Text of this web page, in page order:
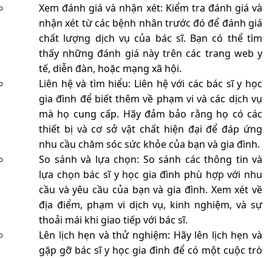
Xem đánh giá và nhận xét: Kiểm tra đánh giá và
nhận xét từ các bệnh nhân trước đó để đánh giá
chất lượng dịch vụ của bác sĩ. Bạn có thể tìm
thấy những đánh giá này trên các trang web y
tế, diễn đàn, hoặc mạng xã hội.
Liên hệ và tìm hiểu: Liên hệ với các bác sĩ y học
gia đình để biết thêm về phạm vi và các dịch vụ
mà họ cung cấp. Hãy đảm bảo rằng họ có các
thiết bị và cơ sở vật chất hiện đại để đáp ứng
nhu cầu chăm sóc sức khỏe của bạn và gia đình.
So sánh và lựa chọn: So sánh các thông tin và
lựa chọn bác sĩ y học gia đình phù hợp với nhu
cầu và yêu cầu của bạn và gia đình. Xem xét về
địa điểm, phạm vi dịch vụ, kinh nghiệm, và sự
thoải mái khi giao tiếp với bác sĩ.
Lên lịch hẹn và thử nghiệm: Hãy lên lịch hẹn và
gặp gỡ bác sĩ y học gia đình để có một cuộc trò